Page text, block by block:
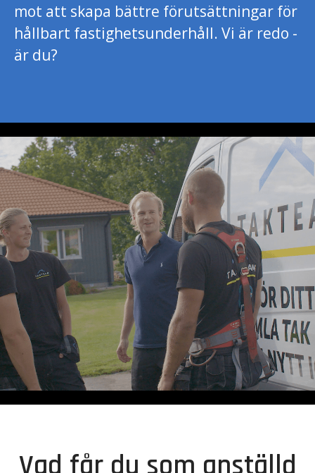
mot att skapa bättre förutsättningar för
hållbart fastighetsunderhåll. Vi är redo -
är du?